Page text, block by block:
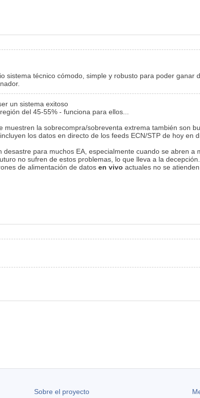
sistema técnico cómodo, simple y robusto para poder ganar
un sistema exitoso
del 45-55% - funciona para ellos...
la sobrecompra/sobreventa extrema también son
los datos en directo de los feeds ECN/STP de hoy en
para muchos EA, especialmente cuando se abren a
no sufren de estos problemas, lo que lleva a la decepción...
de alimentación de datos en vivo actuales no se
Sobre el proyecto